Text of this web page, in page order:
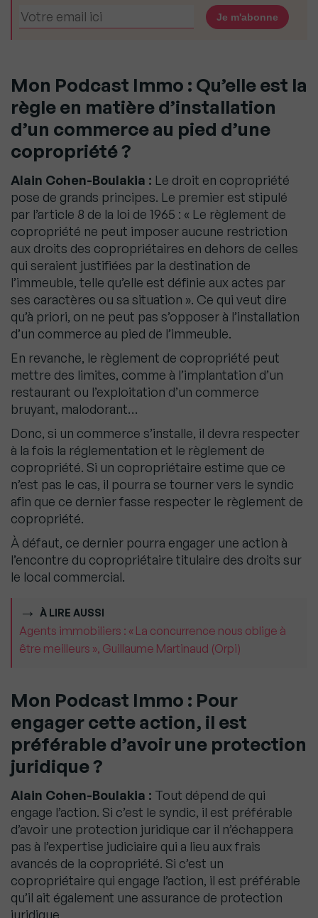
Mon Podcast Immo : Qu’elle est la
règle en matière d’installation
d’un commerce au pied d’une
copropriété ?
Alain Cohen-Boulakia : Le droit en copropriété
pose de grands principes. Le premier est stipulé
par l’article 8 de la loi de 1965 : « Le règlement de
copropriété ne peut imposer aucune restriction
aux droits des copropriétaires en dehors de celles
qui seraient justifiées par la destination de
l’immeuble, telle qu’elle est définie aux actes par
ses caractères ou sa situation ». Ce qui veut dire
qu’à priori, on ne peut pas s’opposer à l’installation
d’un commerce au pied de l’immeuble.
En revanche, le règlement de copropriété peut
mettre des limites, comme à l’implantation d’un
restaurant ou l’exploitation d’un commerce
bruyant, malodorant…
Donc, si un commerce s’installe, il devra respecter
à la fois la réglementation et le règlement de
copropriété. Si un copropriétaire estime que ce
n’est pas le cas, il pourra se tourner vers le syndic
afin que ce dernier fasse respecter le règlement de
copropriété.
À défaut, ce dernier pourra engager une action à
l’encontre du copropriétaire titulaire des droits sur
le local commercial.
À LIRE AUSSI
Agents immobiliers : « La concurrence nous oblige à
être meilleurs », Guillaume Martinaud (Orpi)
Mon Podcast Immo : Pour
engager cette action, il est
préférable d’avoir une protection
juridique ?
Alain Cohen-Boulakia : Tout dépend de qui
engage l’action. Si c’est le syndic, il est préférable
d’avoir une protection juridique car il n’échappera
pas à l’expertise judiciaire qui a lieu aux frais
avancés de la copropriété. Si c’est un
copropriétaire qui engage l’action, il est préférable
qu’il ait également une assurance de protection
juridique.